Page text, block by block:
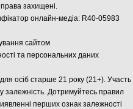
захищені.
онлайн-медіа: R40-05983
сайтом
та персональних даних
осіб старше 21 року (21+). Участь
залежність. Дотримуйтесь правил
перших ознак залежності